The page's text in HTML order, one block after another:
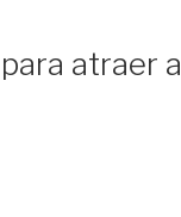
atraer a